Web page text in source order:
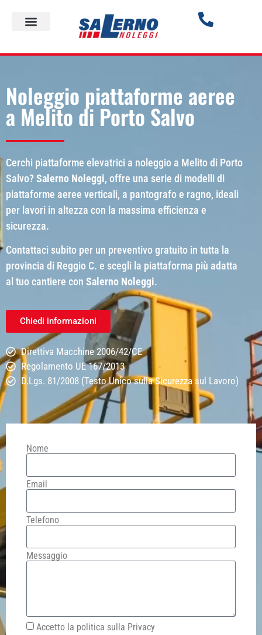
Noleggio piattaforme aeree
a Melito di Porto Salvo
Cerchi piattaforme elevatrici a noleggio a Melito di Porto
Salvo? Salerno Noleggi, offre una serie di modelli di
piattaforme aeree verticali, a pantografo e ragno, ideali
per lavori in altezza con la massima efficienza e
sicurezza.
Contattaci subito per un preventivo gratuito in tutta la
provincia di Reggio C. e scegli la piattaforma più adatta
al tuo cantiere con Salerno Noleggi.
Chiedi informazioni
Direttiva Macchine 2006/42/CE
Regolamento UE 167/2013
D.Lgs. 81/2008 (Testo Unico sulla Sicurezza sul Lavoro)
Nome
Email
Telefono
Messaggio
Accetto la politica sulla Privacy